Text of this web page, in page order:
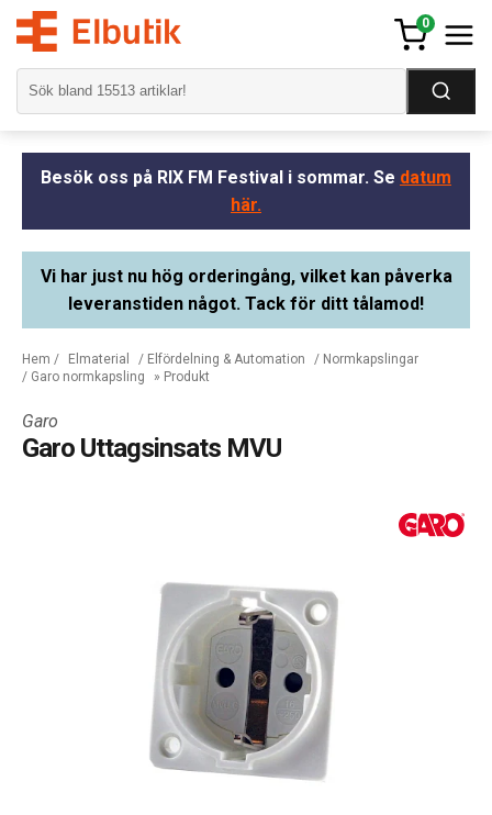
0
Besök oss på RIX FM Festival i sommar. Se datum
här.
Vi har just nu hög orderingång, vilket kan påverka
leveranstiden något. Tack för ditt tålamod!
Hem / Elmaterial / Elfördelning & Automation / Normkapslingar
/ Garo normkapsling » Produkt
Garo
Garo Uttagsinsats MVU